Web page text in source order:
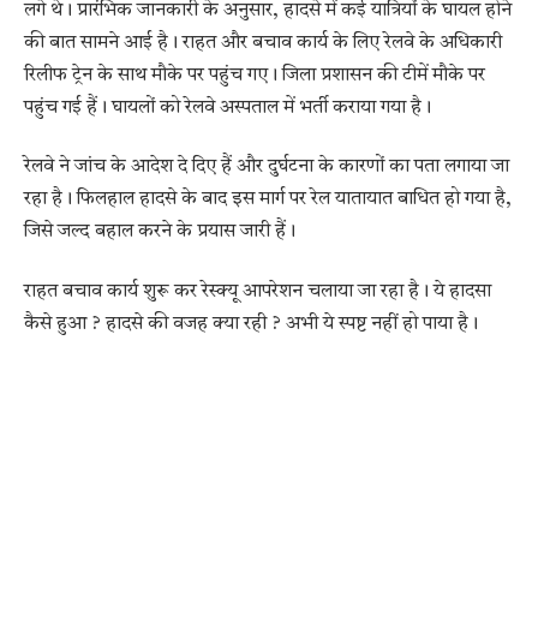
लगे थे। प्रारंभिक जानकारी के अनुसार, हादसे में कई यात्रियों के घायल होने
की बात सामने आई है। राहत और बचाव कार्य के लिए रेलवे के अधिकारी
रिलीफ ट्रेन के साथ मौके पर पहुंच गए। जिला प्रशासन की टीमें मौके पर
पहुंच गई हैं। घायलों को रेलवे अस्पताल में भर्ती कराया गया है।
रेलवे ने जांच के आदेश दे दिए हैं और दुर्घटना के कारणों का पता लगाया जा
रहा है। फिलहाल हादसे के बाद इस मार्ग पर रेल यातायात बाधित हो गया है,
जिसे जल्द बहाल करने के प्रयास जारी हैं।
राहत बचाव कार्य शुरू कर रेस्क्यू आपरेशन चलाया जा रहा है। ये हादसा
कैसे हुआ ? हादसे की वजह क्या रही ? अभी ये स्पष्ट नहीं हो पाया है।